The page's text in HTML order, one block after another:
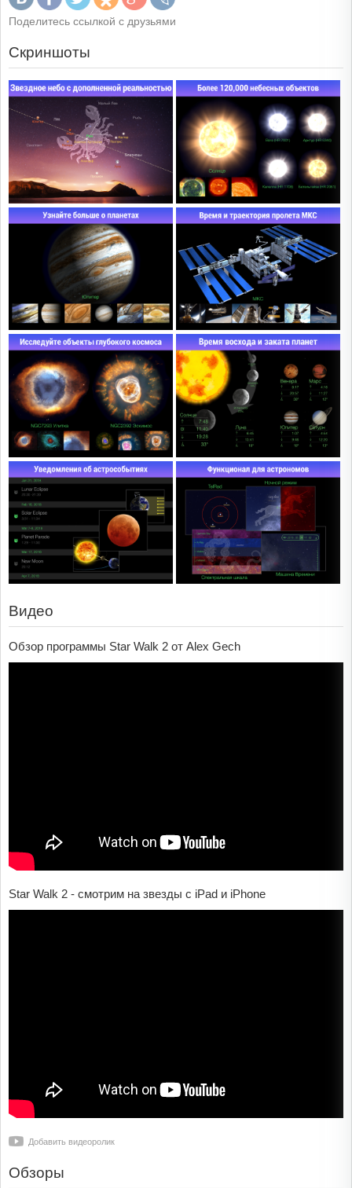
Поделитесь ссылкой с друзьями
Скриншоты
Видео
Обзор программы Star Walk 2 от Alex Gech
Star Walk 2 - смотрим на звезды с iPad и iPhone
Добавить видеоролик
Обзоры